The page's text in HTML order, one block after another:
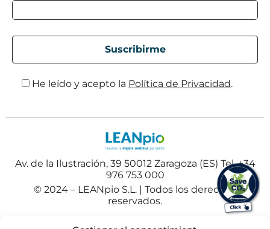
He leído y acepto la Política de Privacidad.
Av. de la Ilustración, 39 50012 Zaragoza (ES) Tel. +34
976 753 000
© 2024 – LEANpio S.L. | Todos los derechos
reservados.
Español Polski(Polaco